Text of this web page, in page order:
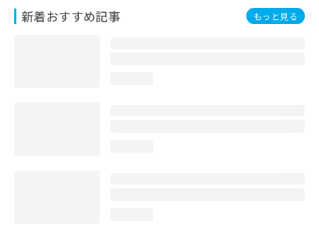
新着おすすめ記事 もっと見る
お
問